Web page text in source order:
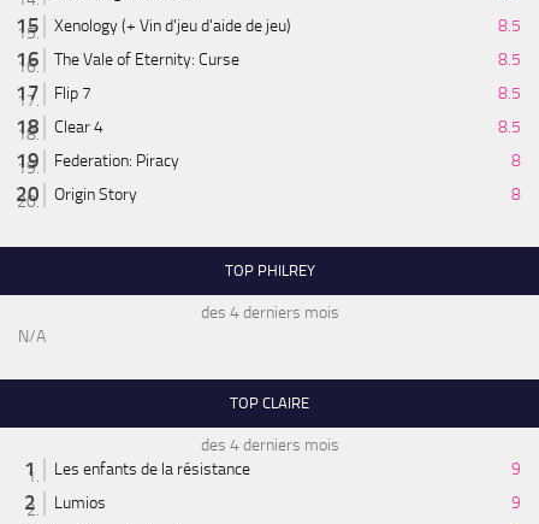
Xenology (+ Vin d'jeu d'aide de jeu)
8.5
The Vale of Eternity: Curse
8.5
Flip 7
8.5
Clear 4
8.5
Federation: Piracy
8
Origin Story
8
TOP PHILREY
des 4 derniers mois
N/A
TOP CLAIRE
des 4 derniers mois
Les enfants de la résistance
9
Lumios
9